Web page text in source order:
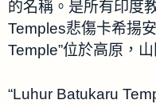
的名稱。是所有印度
Temples悲傷卡希揚
Temple”位於高原，
“Luhur Batukaru